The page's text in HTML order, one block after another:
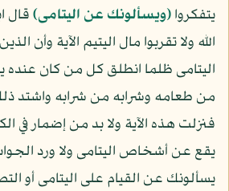
يتفكروا﴿ويسألونك عن اليتامى﴾قال
الله ولا تقربوا مال اليتيم الآية وأن
اليتامى ظلما انطلق كل من كان
من طعامه وشرابه من شرابه واشتد
فنزلت هذه الآية ولا بد من إضمار في
يقع عن أشخاص اليتامى ولا ورد
يسألونك عن القيام على اليتامى أو